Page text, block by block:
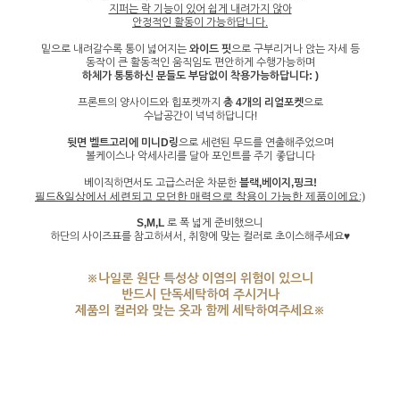
지퍼는 락 기능이 있어 쉽게 내려가지 않아
안정적인 활동이 가능하답니다.
밑으로 내려갈수록 통이 넓어지는 와이드 핏으로 구부리거나 앉는 자세 등
동작이 큰 활동적인 움직임도 편안하게 수행가능하며
하체가 통통하신 분들도 부담없이 착용가능하답니다: )
프론트의 양사이드와 힙포켓까지 총 4개의 리얼포켓으로
수납공간이 넉넉하답니다!
뒷면 벨트고리에 미니D링으로 세련된 무드를 연출해주었으며
볼케이스나 악세사리를 달아 포인트를 주기 좋답니다
베이직하면서도 고급스러운 차분한 블랙,베이지,핑크!
필드&일상에서 세련되고 모던한 매력으로 착용이 가능한 제품이에요:)
S,M,L 로 폭 넓게 준비했으니
하단의 사이즈표를 참고하셔서, 취향에 맞는 컬러로 초이스해주세요♥
※나일론 원단 특성상 이염의 위험이 있으니
반드시 단독세탁하여 주시거나
제품의 컬러와 맞는 옷과 함께 세탁하여주세요※